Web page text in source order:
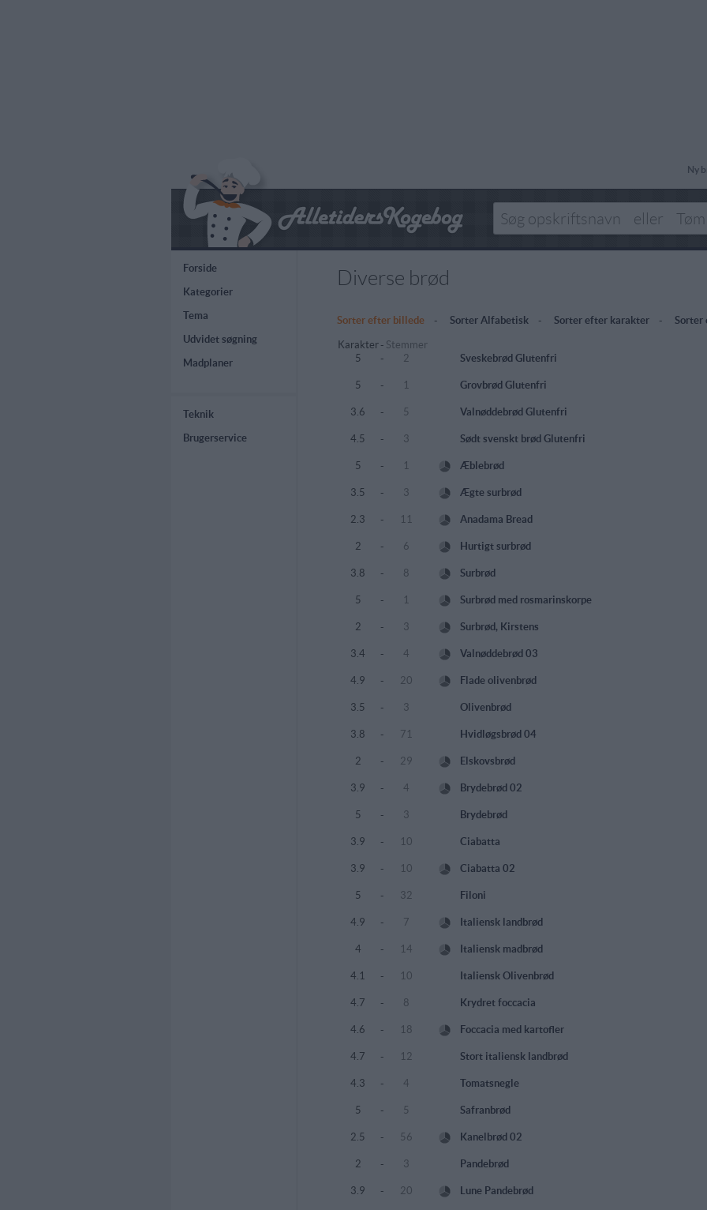
Ny
Forside
Kategorier
Tema
Udvidet søgning
Madplaner
Teknik
Brugerservice
Diverse brød
Sorter efter billede- Sorter Alfabetisk- Sorter efter karakter- Sorter
Karakter - Stemmer
5
- 2 Sveskebrød Glutenfri
5 - 1 Grovbrød Glutenfri
3.6 - 5 Valnøddebrød Glutenfri
4.5 - 3 Sødt svenskt brød Glutenfri
5 - 1 Æblebrød
3.5 - 3 Ægte surbrød
2.3 - 11 Anadama Bread
2 - 6 Hurtigt surbrød
3.8 - 8 Surbrød
5 - 1 Surbrød med rosmarinskorpe
2 - 3 Surbrød, Kirstens
3.4 - 4 Valnøddebrød 03
4.9 - 20 Flade olivenbrød
3.5 - 3 Olivenbrød
3.8 - 71 Hvidløgsbrød 04
2 - 29 Elskovsbrød
3.9 - 4 Brydebrød 02
5 - 3 Brydebrød
3.9 - 10 Ciabatta
3.9 - 10 Ciabatta 02
5 - 32 Filoni
4.9 - 7 Italiensk landbrød
4 - 14 Italiensk madbrød
4.1 - 10 Italiensk Olivenbrød
4.7 - 8 Krydret foccacia
4.6 - 18 Foccacia med kartofler
4.7 - 12 Stort italiensk landbrød
4.3 - 4 Tomatsnegle
5 - 5 Safranbrød
2.5 - 56 Kanelbrød 02
2 - 3 Pandebrød
3.9 - 20 Lune Pandebrød